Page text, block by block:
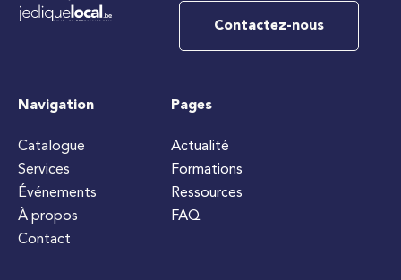
Contactez-nous
Navigation
Catalogue
Services
Événements
À propos
Contact
Pages
Actualité
Formations
Ressources
FAQ